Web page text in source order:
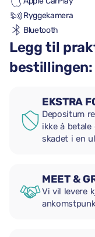
Ryggekamera
Bluetooth
Legg til
bestillingen:
EKSTRA
Depositum
ikke å
skadet i en
MEET &
Vi vil levere